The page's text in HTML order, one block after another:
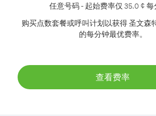
任意号码 - 起始费率仅 35.0 ¢ 每
购买点数套餐或呼叫计划以获得 圣文森
的每分钟最优费率。
查看费率